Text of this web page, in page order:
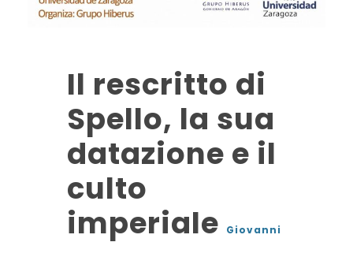
Il rescritto di
Spello, la sua
datazione e il
culto
imperiale
Giovanni